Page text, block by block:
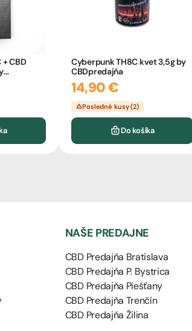
CBD
Cyberpunk TH8C kvet 3,5g by
CBDpredajňa
14,90 €
Posledné kusy (2)
Do košíka
NAŠE PREDAJNE
CBD Predajňa Bratislava
CBD Predajňa P. Bystrica
CBD Predajňa Piešťany
CBD Predajňa Trenčín
CBD Predajňa Žilina